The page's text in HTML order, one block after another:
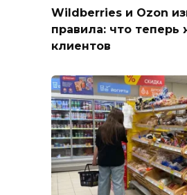
Wildberries и Ozon
правила: что теперь
клиентов